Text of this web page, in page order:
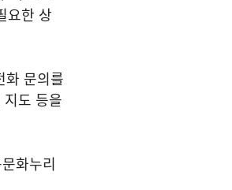
요한 상
화 문의를
지도 등을
화누리